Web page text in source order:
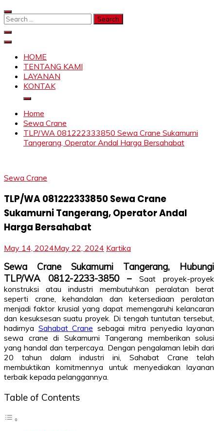
Skip
to
Search
SKYLIFTHOME
TENTANG KAMI
LAYANAN
KONTAK
Home
Sewa Crane
TLP/WA 081222333850 Sewa Crane Sukamurni
Tangerang, Operator Andal Harga Bersahabat
Sewa Crane
TLP/WA 081222333850 Sewa Crane
Sukamurni Tangerang, Operator Andal
Harga Bersahabat
May 14, 2024May 22, 2024 Kartika
Sewa Crane Sukamurni Tangerang, Hubungi
TLP/WA 0812-2233-3850 – Saat proyek-proyek
konstruksi atau industri membutuhkan peralatan berat
seperti crane, kehandalan dan ketersediaan peralatan
menjadi faktor krusial yang dapat memengaruhi kelancaran
dan kesuksesan suatu proyek. Di tengah tuntutan tersebut,
hadirnya Sahabat Crane sebagai mitra penyedia layanan
sewa crane di Sukamurni Tangerang memberikan solusi
yang handal dan terpercaya. Dengan pengalaman lebih dari
20 tahun dalam industri ini, Sahabat Crane telah
membuktikan komitmennya untuk menyediakan layanan
terbaik kepada pelanggannya.
Table of Contents